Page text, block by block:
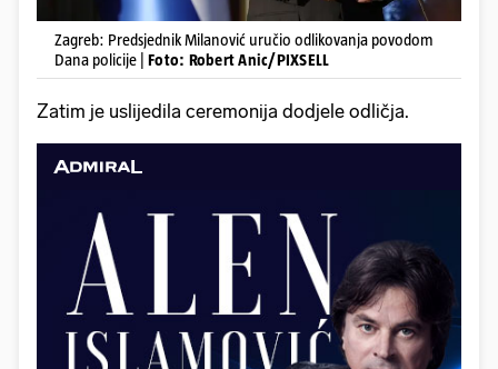
Zagreb: Predsjednik Milanović uručio odlikovanja povodom
Dana policije | Foto: Robert Anic/PIXSELL
Zatim je uslijedila ceremonija dodjele odličja.